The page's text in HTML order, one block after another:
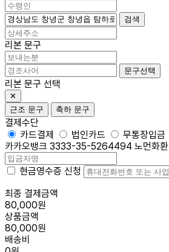
검색
리본 문구
문구선택
리본 문구 선택
✕
근조 문구
축하 문구
결제수단
카드결제
법인카드
무통장입금
카카오뱅크 3333-35-5264494 노먼화환
현금영수증 신청
최종 결제금액
80,000원
상품금액
80,000원
배송비